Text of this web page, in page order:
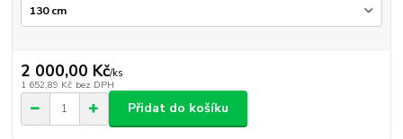
2 000,00 Kč/ks
1 652,89 Kč bez DPH
Přidat do košíku